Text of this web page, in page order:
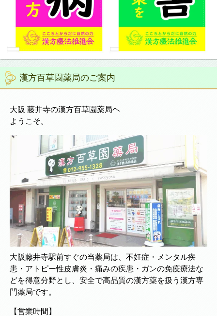
漢方百草園薬局のご案内
大阪 藤井寺の漢方百草園薬局ヘ
ようこそ。
大阪藤井寺駅前すぐの当薬局は、不妊症・メンタル疾
患・アトピー性皮膚炎・痛みの疾患・ガンの免疫療法な
どを得意分野とし、安全で高品質の漢方薬を扱う漢方専
門薬局です。
【営業時間】